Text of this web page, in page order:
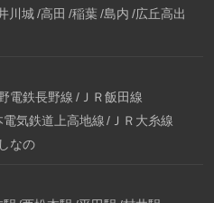
川城 高田 稲葉 島内 広丘高出
電鉄長野線 ＪＲ飯田線
電気鉄道上高地線
ＪＲ大糸線
なの